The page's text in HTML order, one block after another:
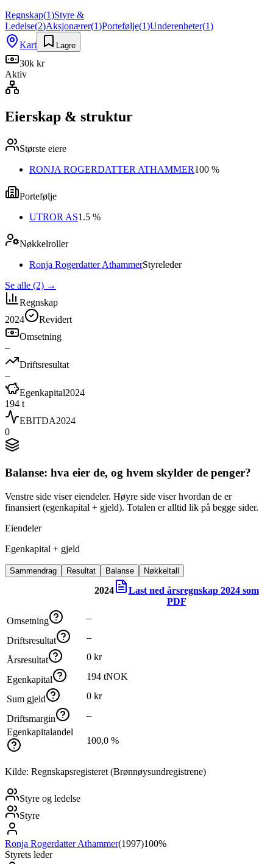
Regnskap(1)Styre &
Ledelse(2)Aksjonærer(1)Portefølje(1)Underenheter(1)
Kart
Lagre
30k kr
Aktiv
Eierskap & struktur
Største eiere
RONJA ROGERDATTER ATHAMMER100 %
Portefølje
UTROR AS1.5 %
Nøkkelroller
Ronja Rogerdatter AthammerStyreleder
Se alle (2) →
Regnskap
2024
Revidert
Omsetning
–
Driftsresultat
–
Egenkapital2024
194 t
EBITDA2024
0
Balanse: hva eier de, og hvem skylder de penger?
Venstre side viser eiendeler. Høyre side viser hvordan de er
finansiert (egenkapital + gjeld). Totalen er alltid lik på begge sider.
Eiendeler
Egenkapital + gjeld
Sammendrag Resultat Balanse Nøkkeltall
2024 Last ned årsregnskap 2024som
PDF
Omsetning
–
Driftsresultat –
Årsresultat 0 kr
Egenkapital 194 tNOK
Sum gjeld 0 kr
Driftsmargin
–
Egenkapitalandel
100,0 %
Kilde: Regnskapsregisteret (Brønnøysundregistrene)
Styre og ledelse
Styre
Ronja Rogerdatter Athammer(1997)100%
Styrets leder